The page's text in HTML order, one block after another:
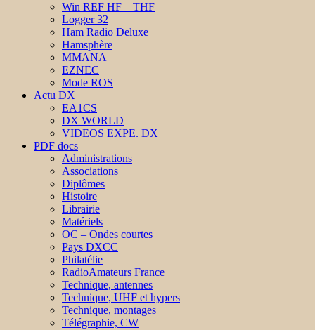
Win REF HF – THF
Logger 32
Ham Radio Deluxe
Hamsphère
MMANA
EZNEC
Mode ROS
Actu DX
EA1CS
DX WORLD
VIDEOS EXPE. DX
PDF docs
Administrations
Associations
Diplômes
Histoire
Librairie
Matériels
OC – Ondes courtes
Pays DXCC
Philatélie
RadioAmateurs France
Technique, antennes
Technique, UHF et hypers
Technique, montages
Télégraphie, CW